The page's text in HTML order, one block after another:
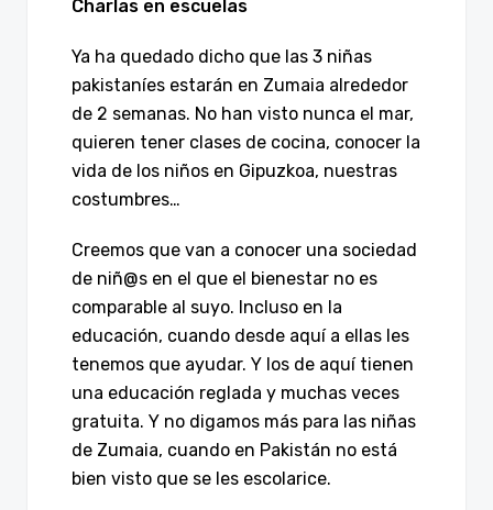
Charlas en escuelas
Ya ha quedado dicho que las 3 niñas
pakistaníes estarán en Zumaia alrededor
de 2 semanas. No han visto nunca el mar,
quieren tener clases de cocina, conocer la
vida de los niños en Gipuzkoa, nuestras
costumbres…
Creemos que van a conocer una sociedad
de niñ@s en el que el bienestar no es
comparable al suyo. Incluso en la
educación, cuando desde aquí a ellas les
tenemos que ayudar. Y los de aquí tienen
una educación reglada y muchas veces
gratuita. Y no digamos más para las niñas
de Zumaia, cuando en Pakistán no está
bien visto que se les escolarice.